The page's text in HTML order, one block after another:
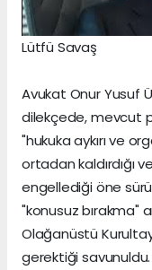
Lütfü Savaş
Avukat Onur Yusuf
dilekçede, mevcut
"hukuka aykırı ve
ortadan kaldırdığı
engellediği öne
"konusuz bırakma"
Olağanüstü
gerektiği